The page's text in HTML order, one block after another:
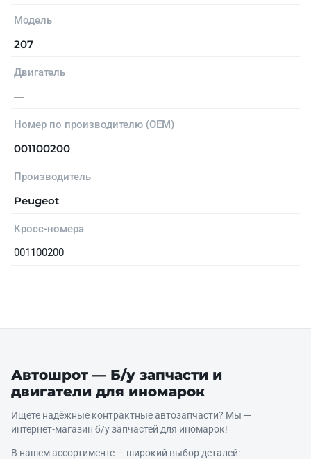
Модель
207
Двигатель
—
Номер по производителю (OEM)
001100200
Производитель
Peugeot
Кросс-номера
001100200
Автошрот — Б/у запчасти и
двигатели для иномарок
Ищете надёжные контрактные автозапчасти? Мы —
интернет‑магазин б/у запчастей для иномарок!
В нашем ассортименте — широкий выбор деталей: